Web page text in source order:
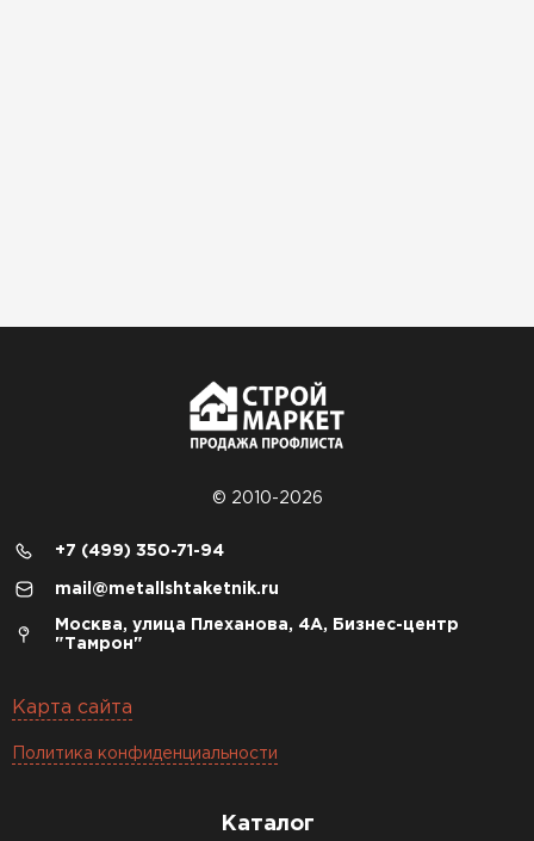
© 2010-2026
+7 (499) 350-71-94
mail@metallshtaketnik.ru
Москва, улица Плеханова, 4А, Бизнес-центр
"Тамрон"
Карта сайта
Политика конфиденциальности
Каталог